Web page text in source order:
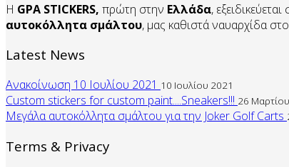
Η GPA STICKERS, πρώτη στην Ελλάδα, εξειδικεύεται
αυτοκόλλητα σμάλτου, μας καθιστά ναυαρχίδα
Latest News
Ανακοίνωση 10 Ιουλίου 2021 10 Ιουλίου 2021
Custom stickers for custom paint....Sneakers!!! 26
Μεγάλα αυτοκόλλητα σμάλτου για την Joker Golf Carts
Terms & Privacy